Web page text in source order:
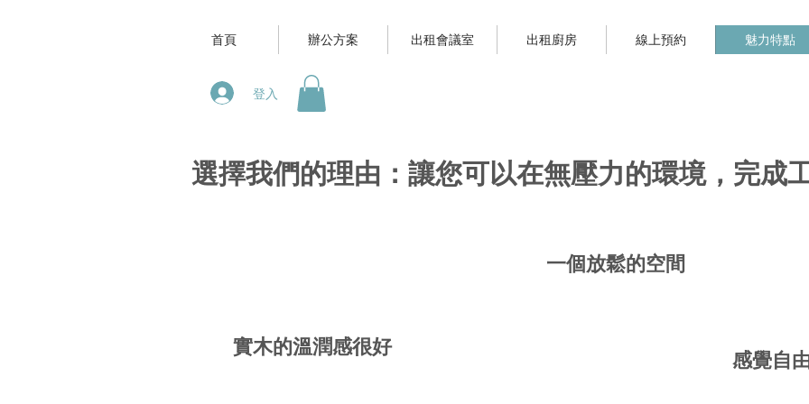
首頁 辦公方案 出租會議室 出租廚房 線上預約 魅力特點
登入
選擇我們的理由：讓您可以在無壓力的環境，完成
實木的溫潤感很好
一個放鬆的空間
感覺自